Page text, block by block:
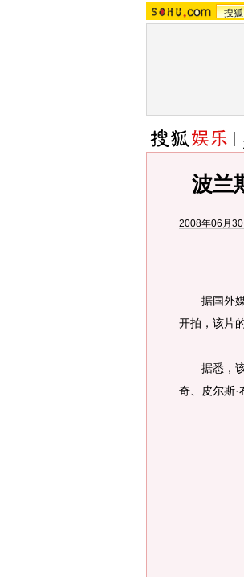
搜狐
波兰
2008年06月
据国外媒
开拍，该片
据悉，该
奇、皮尔斯